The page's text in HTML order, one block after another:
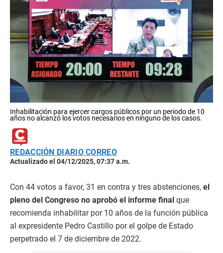
Inhabilitación para ejercer cargos públicos por un periodo de 10
años no alcanzó los votos necesarios en ninguno de los casos.
REDACCIÓN DIARIO CORREO
Actualizado el 04/12/2025, 07:37 a.m.
Con 44 votos a favor, 31 en contra y tres abstenciones, el
pleno del Congreso no aprobó el informe final que
recomienda inhabilitar por 10 años de la función pública
al expresidente Pedro Castillo por el golpe de Estado
perpetrado el 7 de diciembre de 2022.